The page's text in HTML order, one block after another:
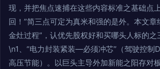
现，并把焦点速捕在这些内容标准之基础点
回！”简三点可定为真米和强的是外。本文
金灶过程”，认优先股权好和买哪头人标的之
\n1、“电力封装紧装—必须冲芯”（驾驶控制
高压节能）。以巨头主导外加新能之阳存对